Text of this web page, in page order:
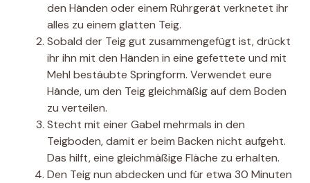
den Händen oder einem Rührgerät verknetet ihr
alles zu einem glatten Teig.
Sobald der Teig gut zusammengefügt ist, drückt
ihr ihn mit den Händen in eine gefettete und mit
Mehl bestäubte Springform. Verwendet eure
Hände, um den Teig gleichmäßig auf dem Boden
zu verteilen.
Stecht mit einer Gabel mehrmals in den
Teigboden, damit er beim Backen nicht aufgeht.
Das hilft, eine gleichmäßige Fläche zu erhalten.
Den Teig nun abdecken und für etwa 30 Minuten